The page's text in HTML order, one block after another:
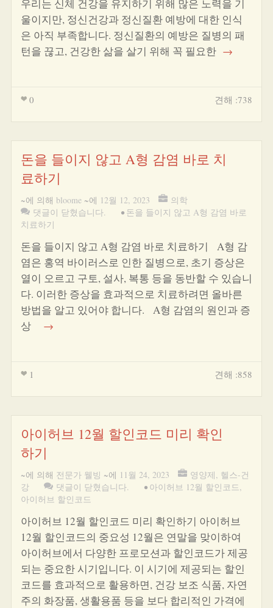
우리는 신체 건강을 유지하기 위해 많은 노력을 기
울이지만, 정신건강과 정신질환 예방에 대한 인식
은 아직 부족합니다. 정신질환의 예방은 질병의 패
턴을 끊고, 건강한 삶을 살기 위해 꼭 필요한 →
0 견해 :738
돈을 들이지 않고 A형 감염 바로 치
료하기
~에 의해 bloome ~에 12월 12, 2023
의학
댓글이 닫혔습니다.
• 돈을 들이지 않고 A형 감염 바로
치료하기
돈을 들이지 않고 A형 감염 바로 치료하기 A형 감
염은 홍역 바이러스로 인한 질병으로, 초기 증상은
열이 오르고 구토, 설사, 복통 등을 동반할 수 있습니
다. 이러한 증상을 효과적으로 치료하려면 올바른
방법을 알고 있어야 합니다. A형 감염의 원인과 증
상
→
1 견해 :858
아이허브 12월 할인코드 미리 확인
하기
~에 의해 전문가 웰빙 ~에 11월 24, 2023 영양제, 헬스-건
강
댓글이 닫혔습니다. • 아이허브 12월 할인코드,
아이허브 할인코드
아이허브 12월 할인코드 미리 확인하기 아이허브
12월 할인코드의 중요성 12월은 연말을 맞이하여
아이허브에서 다양한 프로모션과 할인코드가 제공
되는 중요한 시기입니다. 이 시기에 제공되는 할인
코드를 효과적으로 활용하면, 건강 보조 식품, 자연
주의 화장품, 생활용품 등을 보다 합리적인 가격에